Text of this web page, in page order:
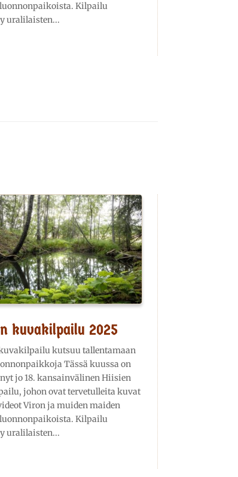
Kilpailu
uralilaisten...
kuvakilpailu 2025
kutsuu tallentamaan
Tässä kuussa on
jo 18. kansainvälinen Hiisien
johon ovat tervetulleita kuvat
Viron ja muiden maiden
Kilpailu
uralilaisten...